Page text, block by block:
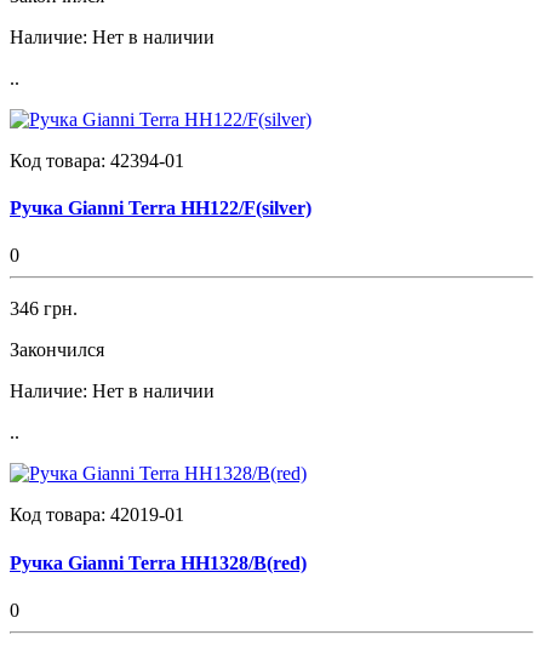
Наличие: Нет в наличии
..
Код товара: 42394-01
Ручка Gianni Terra HH122/F(silver)
0
346 грн.
Закончился
Наличие: Нет в наличии
..
Код товара: 42019-01
Ручка Gianni Terra HH1328/B(red)
0